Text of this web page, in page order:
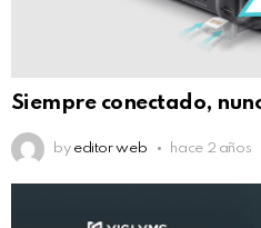
Siempre conectado,
by editor web hace 2 años